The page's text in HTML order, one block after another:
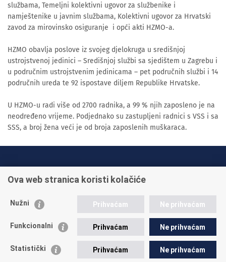
službama, Temeljni kolektivni ugovor za službenike i
namještenike u javnim službama, Kolektivni ugovor za Hrvatski
zavod za mirovinsko osiguranje i opći akti HZMO-a.
HZMO obavlja poslove iz svojeg djelokruga u središnjoj
ustrojstvenoj jedinici – Središnjoj službi sa sjedištem u Zagrebu i
u područnim ustrojstvenim jedinicama – pet područnih službi i 14
područnih ureda te 92 ispostave diljem Republike Hrvatske.
U HZMO-u radi više od 2700 radnika, a 99 % njih zaposleno je na
neodređeno vrijeme. Podjednako su zastupljeni radnici s VSS i sa
SSS, a broj žena veći je od broja zaposlenih muškaraca.
+385 1 45 95 011
Postavite pitanje
Ova web stranica koristi kolačiće
Nužni Prihvaćam Ne prihvaćam
Funkcionalni Prihvaćam Ne prihvaćam
Statistički Prihvaćam Ne prihvaćam